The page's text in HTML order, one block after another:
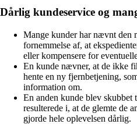
Dårlig kundeservice og
Mange kunder har nævnt den
fornemmelse af, at
eller kompensere for
En kunde nævner, at de ikke
hente en ny fjernbetjening,
information om.
En anden kunde blev
resulterede i, at de glemte de
gjorde hele oplevelsen dårlig.